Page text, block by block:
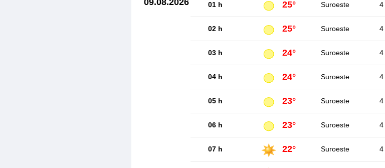
01 h 25° Suroeste 4
02 h 25° Suroeste 4
03 h 24° Suroeste 4
04 h 24° Suroeste 4
05 h 23° Suroeste 4
06 h 23° Suroeste 4
07 h 22° Suroeste 4